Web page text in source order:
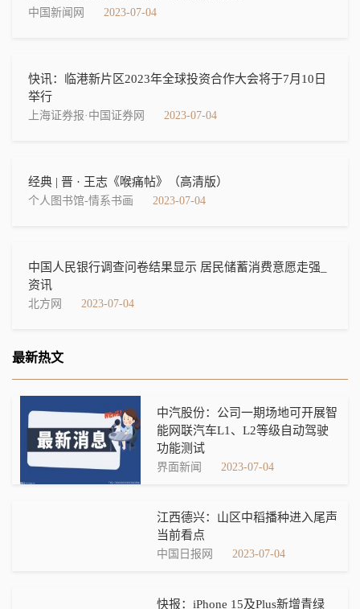
中国新闻网 2023-07-04
快讯：临港新片区2023年全球投资合作大会将于7月10日
举行
上海证券报·中国证券网 2023-07-04
经典 | 晋 · 王志《喉痛帖》​（高清版）
个人图书馆-情系书画 2023-07-04
中国人民银行调查问卷结果显示 居民储蓄消费意愿走强_
资讯
北方网 2023-07-04
最新热文
中汽股份：公司一期场地可开展智
能网联汽车L1、L2等级自动驾驶
功能测试
界面新闻 2023-07-04
江西德兴：山区中稻播种进入尾声
当前看点
中国日报网 2023-07-04
快报：iPhone 15及Plus新增青绿